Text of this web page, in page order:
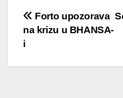
Post
navigation
Forto upozorava
na krizu u BHANSA-
i